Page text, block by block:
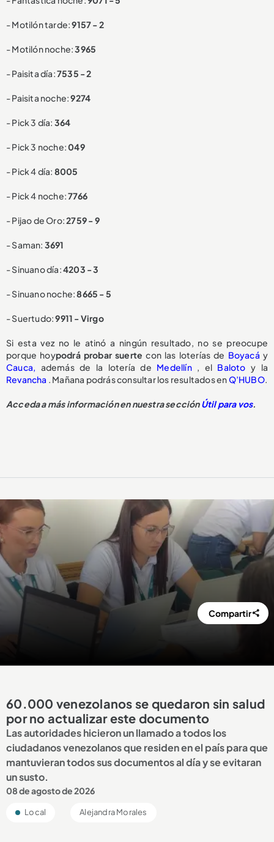
- Motilón tarde:9157 - 2
- Motilón noche:3965
- Paisita día:7535 - 2
- Paisita noche:9274
- Pick 3 día: 364
- Pick 3 noche:049
- Pick 4 día: 8005
- Pick 4 noche:7766
- Pijao de Oro:2759 - 9
- Saman: 3691
- Sinuano día:4203 - 3
- Sinuano noche:8665 - 5
- Suertudo:9911 - Virgo
Si esta vez no le atinó a ningún resultado, no se preocupe
porque hoypodrá probar suerte con las loterías de Boyacá y
Cauca, además de la lotería de Medellín, el Baloto y la
Revancha . Mañana podrás consultar los resultados enQ’HUBO.
Acceda a más información en nuestra secciónÚtil para vos.
Compartir
60.000 venezolanos se quedaron sin salud
por no actualizar este documento
Las autoridades hicieron un llamado a todos los
ciudadanos venezolanos que residen en el país para que
mantuvieran todos sus documentos al día y se evitaran
un susto.
08 de agosto de 2026
Local Alejandra Morales